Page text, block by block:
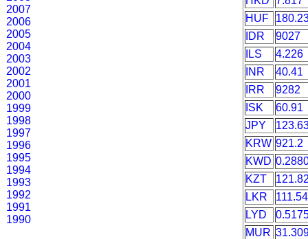
2007
2006
2005
2004
2003
2002
2001
2000
1999
1998
1997
1996
1995
1994
1993
1992
1991
1990
HUF
IDR
9027
ILS
4.226
INR
40.41
IRR
9282
ISK
60.91
JPY
KRW 921.2
KWD
KZT
LKR
LYD
MUR